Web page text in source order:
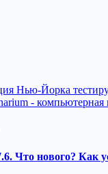
Нью-Йорка
- компьютерная
Что нового? Как